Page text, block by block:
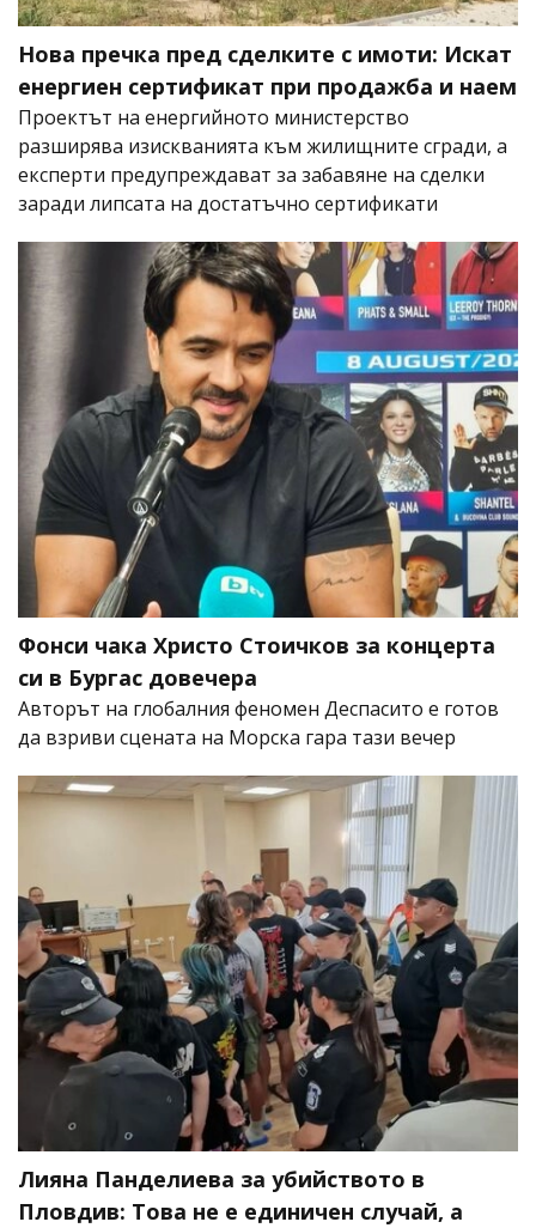
Нова пречка пред сделките с имоти: Искат
енергиен сертификат при продажба и наем
Проектът на енергийното министерство
разширява изискванията към жилищните сгради, а
експерти предупреждават за забавяне на сделки
заради липсата на достатъчно сертификати
Фонси чака Христо Стоичков за концерта
си в Бургас довечера
Авторът на глобалния феномен Деспасито е готов
да взриви сцената на Морска гара тази вечер
Лияна Панделиева за убийството в
Пловдив: Това не е единичен случай, а